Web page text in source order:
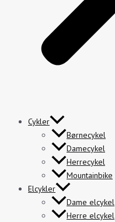
Cykler
Børnecykel
Damecykel
Herrecykel
Mountainbike
Elcykler
Dame elcykel
Herre elcykel